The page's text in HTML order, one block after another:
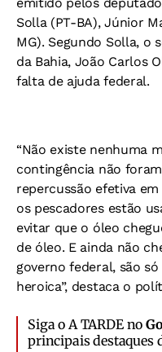
Solla (PT-BA), Júnior
MG). Segundo Solla, o
da Bahia, João Carlos
falta de ajuda federal.
“Não existe nenhuma
contingência não
repercussão efetiva
os pescadores estão
evitar que o óleo
de óleo. E ainda não
governo federal, são
heroica”, destaca o
Siga o A TARDE no
principais destaques